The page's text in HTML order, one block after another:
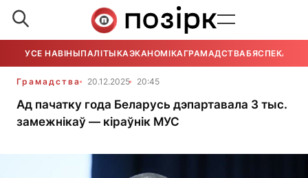
УСЕ НАВІНЫПАЛІТЫКАЭКАНОМІКАГРАМАДСТВАБЯСПЕКА
Грамадства 20.12.2025 20:45
Ад пачатку года Беларусь дэпартавала 3 тыс.
замежнікаў — кіраўнік МУС